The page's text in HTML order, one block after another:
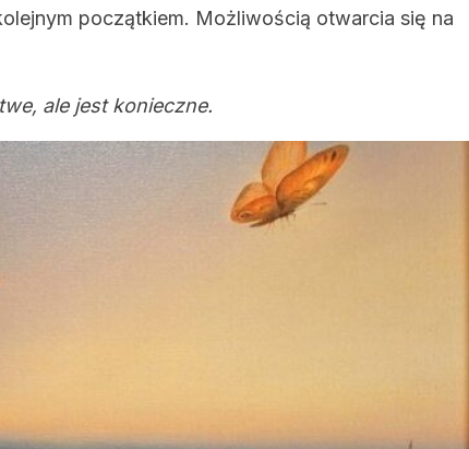
początkiem. Możliwością otwarcia się na
ale jest konieczne.